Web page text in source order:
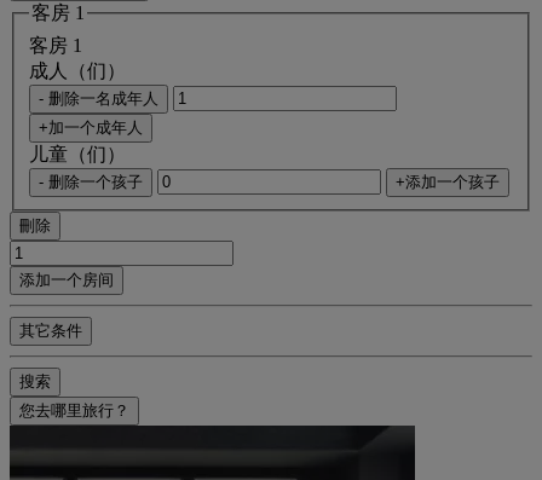
客房 1
客房 1
成人（们）
- 删除一名成年人
+加一个成年人
儿童（们）
- 删除一个孩子 +添加一个孩子
刪除
添加一个房间
其它条件
搜索
您去哪里旅行？